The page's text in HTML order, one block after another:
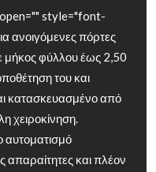
style="font-
ανοιγόμενες πόρτες
μήκος φύλλου έως 2,50
του και
κατασκευασμένο από
χειροκίνηση.
απαραίτητες και πλέον